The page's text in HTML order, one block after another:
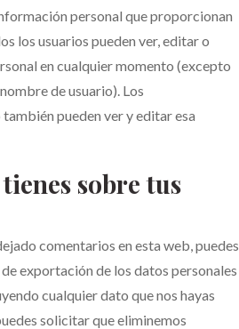
personal que proporcionan
los usuarios pueden ver, editar o
en cualquier momento (excepto
de usuario). Los
pueden ver y editar esa
sobre tus
comentarios en esta web, puedes
exportación de los datos personales
cualquier dato que nos hayas
solicitar que eliminemos